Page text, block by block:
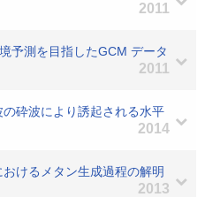
2011
予測を目指したGCM データ
2011
砕波により誘起される水平
2014
けるメタン生成過程の解明
2013